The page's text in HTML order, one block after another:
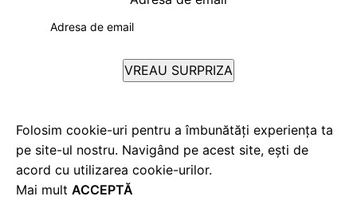
Folosim cookie-uri pentru a îmbunătăți experiența ta
pe site-ul nostru. Navigând pe acest site, ești de
acord cu utilizarea cookie-urilor.
Mai mult ACCEPTĂ